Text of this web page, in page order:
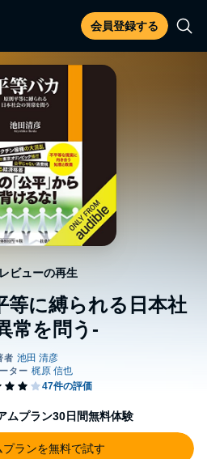
会員登録する
等に縛られる日本社
常を問う-
ビューの再生
ムプラン30日間無料体験
プランを無料で試す